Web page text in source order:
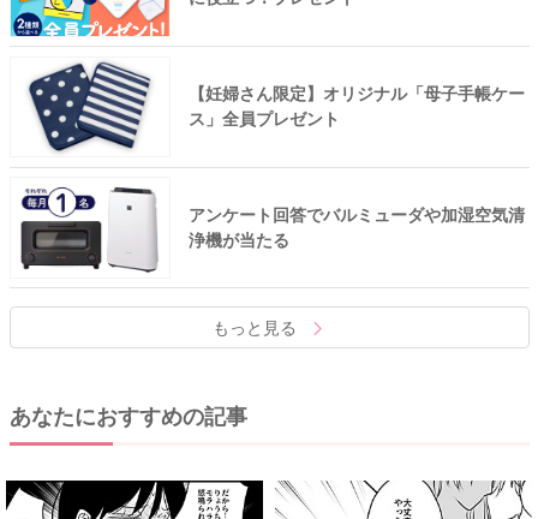
【妊婦さん限定】オリジナル「母子手帳ケー
ス」全員プレゼント
アンケート回答でバルミューダや加湿空気清
浄機が当たる
もっと見る
あなたにおすすめの記事